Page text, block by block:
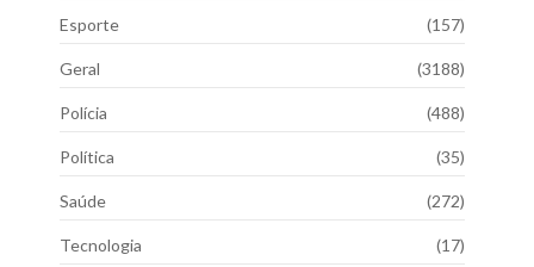
Esporte (157)
Geral (3188)
Polícia (488)
Política (35)
Saúde (272)
Tecnologia (17)